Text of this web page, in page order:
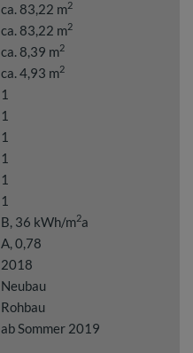
ca. 83,22 m2
ca. 83,22 m2
ca. 8,39 m2
ca. 4,93 m2
1
1
1
1
1
1
B, 36 kWh/m2a
A, 0,78
2018
Neubau
Rohbau
ab Sommer 2019